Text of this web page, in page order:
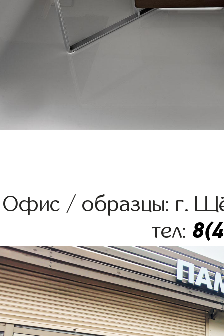
Офис / образцы: г.
тел: